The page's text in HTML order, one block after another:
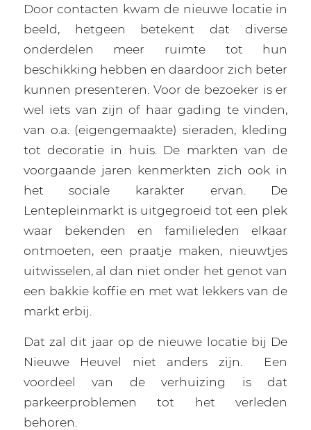
Door contacten kwam de nieuwe locatie in
beeld, hetgeen betekent dat diverse
onderdelen meer ruimte tot hun
beschikking hebben en daardoor zich beter
kunnen presenteren. Voor de bezoeker is er
wel iets van zijn of haar gading te vinden,
van o.a. (eigengemaakte) sieraden, kleding
tot decoratie in huis. De markten van de
voorgaande jaren kenmerkten zich ook in
het sociale karakter ervan. De
Lentepleinmarkt is uitgegroeid tot een plek
waar bekenden en familieleden elkaar
ontmoeten, een praatje maken, nieuwtjes
uitwisselen, al dan niet onder het genot van
een bakkie koffie en met wat lekkers van de
markt erbij.
Dat zal dit jaar op de nieuwe locatie bij De
Nieuwe Heuvel niet anders zijn.
Een
voordeel van de verhuizing is dat
parkeerproblemen tot het verleden
behoren.